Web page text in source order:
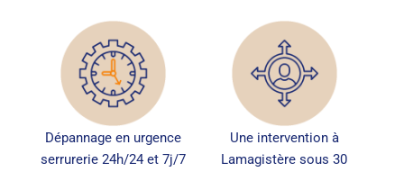
Dépannage en urgence
serrurerie 24h/24 et 7j/7
Une intervention à
Lamagistère sous 30